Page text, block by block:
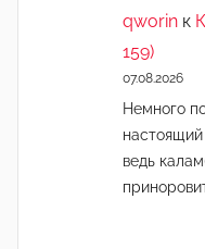
qworin к
159)
07.08.2026
Немного
ведь